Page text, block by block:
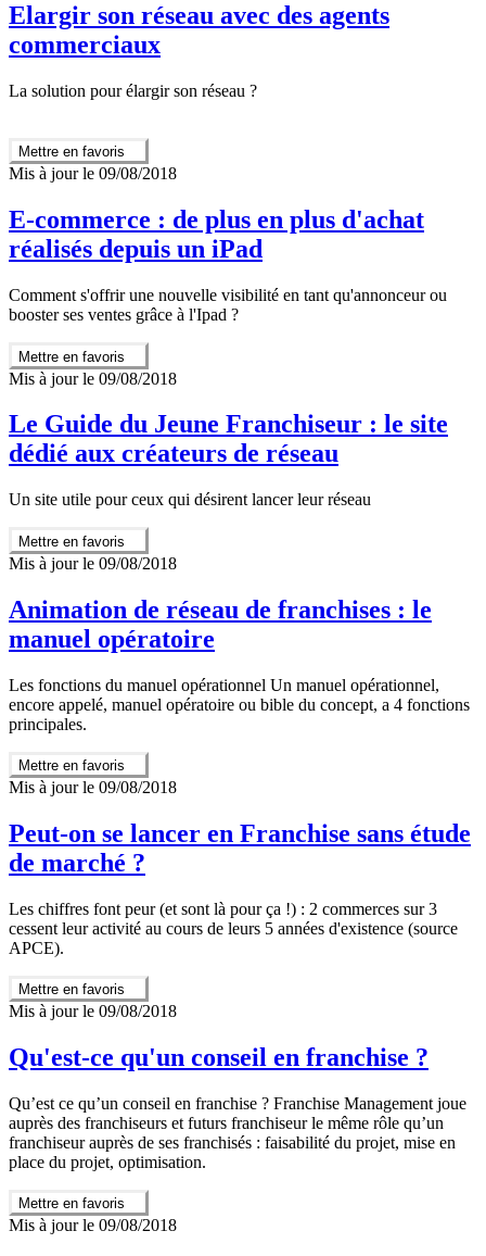
Elargir son réseau avec des agents
commerciaux
La solution pour élargir son réseau ?
Mettre en favoris
Mis à jour le 09/08/2018
E-commerce : de plus en plus d'achat
réalisés depuis un iPad
Comment s'offrir une nouvelle visibilité en tant qu'annonceur ou
booster ses ventes grâce à l'Ipad ?
Mettre en favoris
Mis à jour le 09/08/2018
Le Guide du Jeune Franchiseur : le site
dédié aux créateurs de réseau
Un site utile pour ceux qui désirent lancer leur réseau
Mettre en favoris
Mis à jour le 09/08/2018
Animation de réseau de franchises : le
manuel opératoire
Les fonctions du manuel opérationnel Un manuel opérationnel,
encore appelé, manuel opératoire ou bible du concept, a 4 fonctions
principales.
Mettre en favoris
Mis à jour le 09/08/2018
Peut-on se lancer en Franchise sans étude
de marché ?
Les chiffres font peur (et sont là pour ça !) : 2 commerces sur 3
cessent leur activité au cours de leurs 5 années d'existence (source
APCE).
Mettre en favoris
Mis à jour le 09/08/2018
Qu'est-ce qu'un conseil en franchise ?
Qu’est ce qu’un conseil en franchise ? Franchise Management joue
auprès des franchiseurs et futurs franchiseur le même rôle qu’un
franchiseur auprès de ses franchisés : faisabilité du projet, mise en
place du projet, optimisation.
Mettre en favoris
Mis à jour le 09/08/2018